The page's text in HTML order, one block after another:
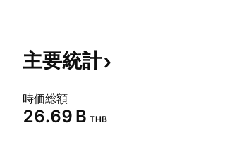
主要統計
時価総額
‪26.69 B‬ THB